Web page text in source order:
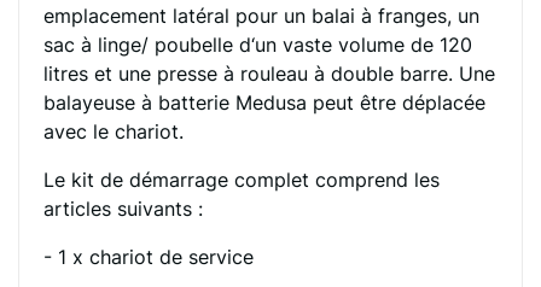
emplacement latéral pour un balai à franges, un
sac à linge/ poubelle d‘un vaste volume de 120
litres et une presse à rouleau à double barre. Une
balayeuse à batterie Medusa peut être déplacée
avec le chariot.
Le kit de démarrage complet comprend les
articles suivants :
- 1 x chariot de service